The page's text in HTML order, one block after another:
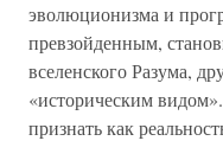
эволюционизма и
превзойденным,
вселенского Разума,
«историческим
признать как